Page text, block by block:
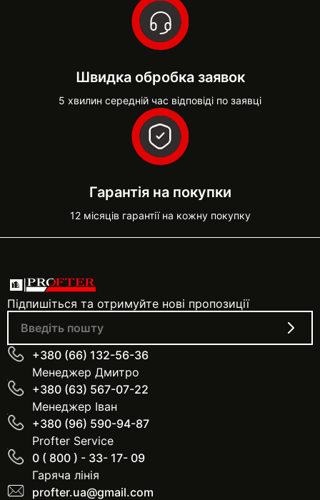
Швидка обробка заявок
5 хвилин середній час відповіді по заявці
Гарантія на покупки
12 місяців гарантії на кожну покупку
Підпишіться та отримуйте нові пропозиції
+380 (66) 132-56-36
Менеджер Дмитро
+380 (63) 567-07-22
Менеджер Іван
+380 (96) 590-94-87
Profter Service
0 ( 800 ) - 33- 17- 09
Гаряча лінія
profter.ua@gmail.com